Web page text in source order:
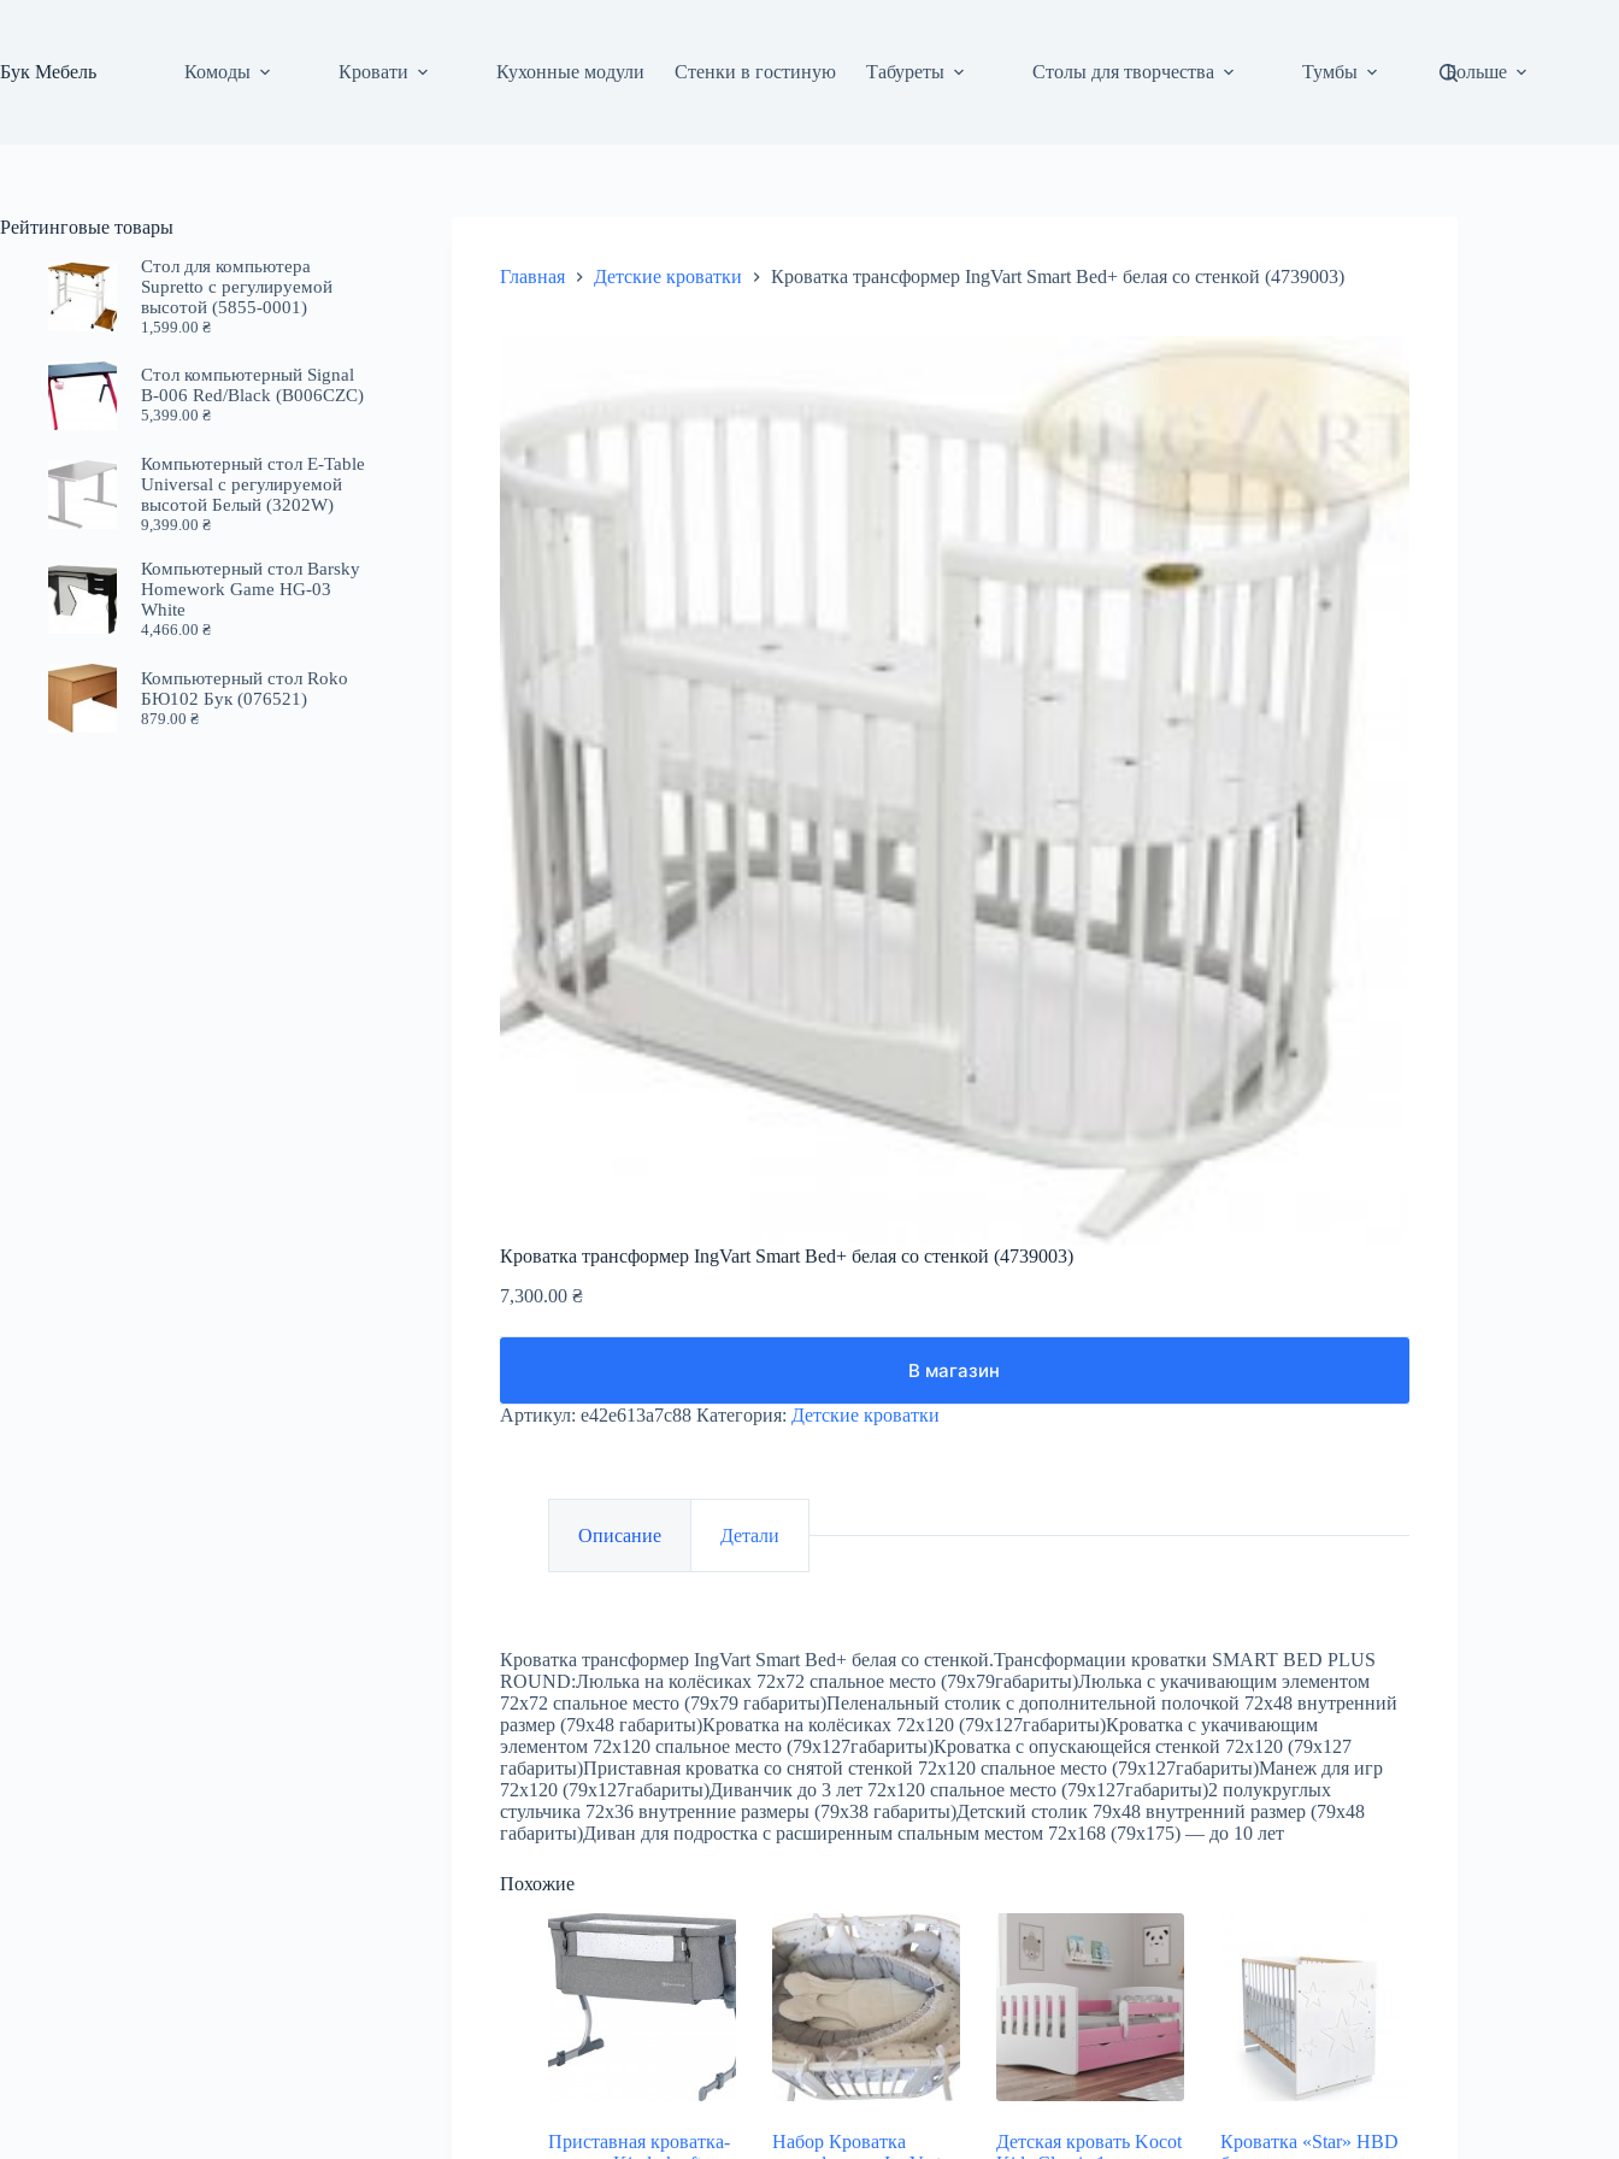
Бук Мебель
Комоды Кровати Кухонные модули Стенки в гостиную Табуреты Столы для творчества Тумбы Больше
Главная Детские кроватки Кроватка трансформер IngVart Smart Bed+ белая со стенкой (4739003)
Кроватка трансформер IngVart Smart Bed+ белая со стенкой (4739003)
7,300.00 ₴
В магазин
Артикул: e42e613a7c88 Категория: Детские кроватки
Описание Детали
Кроватка трансформер IngVart Smart Bed+ белая со стенкой.Трансформации кроватки SMART BED PLUS
ROUND:Люлька на колёсиках 72х72 спальное место (79х79габариты)Люлька с укачивающим элементом
72х72 спальное место (79х79 габариты)Пеленальный столик с дополнительной полочкой 72х48 внутренний
размер (79х48 габариты)Кроватка на колёсиках 72х120 (79х127габариты)Кроватка с укачивающим
элементом 72х120 спальное место (79х127габариты)Кроватка с опускающейся стенкой 72х120 (79х127
габариты)Приставная кроватка со снятой стенкой 72х120 спальное место (79х127габариты)Манеж для игр
72х120 (79х127габариты)Диванчик до 3 лет 72х120 спальное место (79х127габариты)2 полукруглых
стульчика 72х36 внутренние размеры (79х38 габариты)Детский столик 79х48 внутренний размер (79х48
габариты)Диван для подростка с расширенным спальным местом 72х168 (79х175) — до 10 лет
Похожие
Приставная кроватка-
Набор Кроватка
Детская кровать Kocot
Кроватка «Star» HBD
Рейтинговые товары
Стол для компьютера
Supretto с регулируемой
высотой (5855-0001)
1,599.00₴
Стол компьютерный Signal
B-006 Red/Black (B006CZC)
5,399.00₴
Компьютерный стол E-Table
Universal с регулируемой
высотой Белый (3202W)
9,399.00₴
Компьютерный стол Barsky
Homework Game HG-03
White
4,466.00₴
Компьютерный стол Roko
БЮ102 Бук (076521)
879.00₴